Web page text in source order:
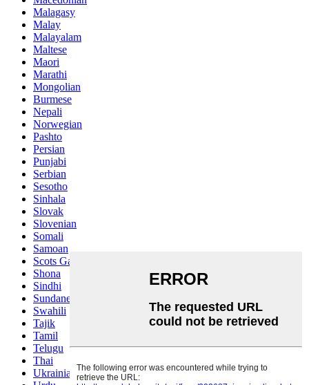
Malagasy
Malay
Malayalam
Maltese
Maori
Marathi
Mongolian
Burmese
Nepali
Norwegian
Pashto
Persian
Punjabi
Serbian
Sesotho
Sinhala
Slovak
Slovenian
Somali
Samoan
Scots Gaelic
Shona
Sindhi
Sundanese
Swahili
Tajik
Tamil
Telugu
Thai
Ukrainian